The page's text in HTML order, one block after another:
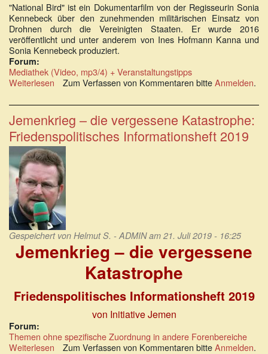
"National Bird" ist ein Dokumentarfilm von der Regisseurin Sonia
Kennebeck über den zunehmenden militärischen Einsatz von
Drohnen durch die Vereinigten Staaten. Er wurde 2016
veröffentlicht und unter anderem von Ines Hofmann Kanna und
Sonia Kennebeck produziert.
Forum:
Mediathek (Video, mp3/4) + Veranstaltungstipps
Weiterlesen über
Drohnenkrieger
National
Bird.
121.000
Ziele
in
zwei
Jahren
Zum Verfassen von Kommentaren bitteAnmelden.
Jemenkrieg – die vergessene Katastrophe:
Friedenspolitisches Informationsheft 2019
Gespeichert von Helmut S. - ADMINam 21. Juli 2019 - 16:25
Jemenkrieg – die vergessene
Katastrophe
Friedenspolitisches Informationsheft 2019
von Initiative Jemen
Forum:
Themen ohne spezifische Zuordnung in andere Forenbereiche
Weiterlesen über
Zum Verfassen von Kommentaren bitteAnmelden.